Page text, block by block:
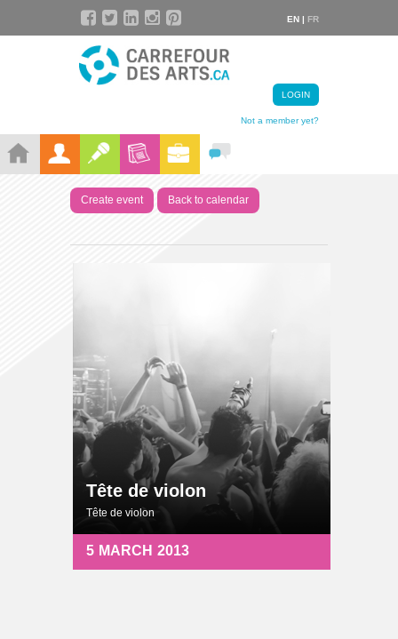
EN | FR
LOGIN
Not a member yet?
Create event Back to calendar
Tête de violon
Tête de violon
5 MARCH 2013